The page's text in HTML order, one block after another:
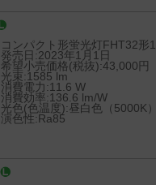
コンパクト形蛍光灯FHT32形
発売日:2023年1月1日
希望小売価格(税抜):43,000円
光束:1585 lm
消費電力:11.6 W
消費効率:136.6 lm/W
光色(色温度):昼白色（5000K）
演色性:Ra85